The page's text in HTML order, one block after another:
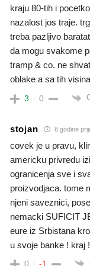
kraju 80-tih i
nazalost jos traje.
treba pazljivo
da mogu svakome
tramp & co. ne
oblake a sa tih
3 0
stojan 8 godine
covek je u pravu,
americku privredu
ogranicenja sve i
proizvodjaca. tome
njeni saveznici,
nemacki SUFICIT
eure iz Srbistana
u svoje banke ! kraj
0 -1